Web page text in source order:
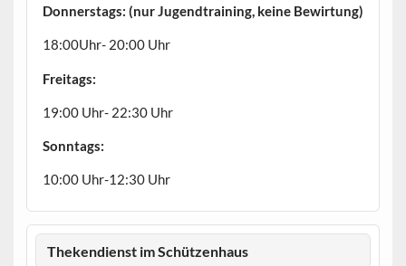
Donnerstags: (nur Jugendtraining, keine Bewirtung)
18:00Uhr- 20:00 Uhr
Freitags:
19:00 Uhr- 22:30 Uhr
Sonntags:
10:00 Uhr-12:30 Uhr
Thekendienst im Schützenhaus